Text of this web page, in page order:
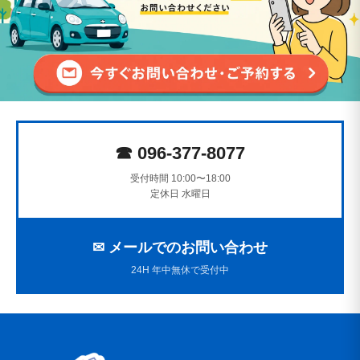
☎ 096-377-8077
受付時間 10:00〜18:00
定休日 水曜日
✉ メールでのお問い合わせ
24H 年中無休で受付中